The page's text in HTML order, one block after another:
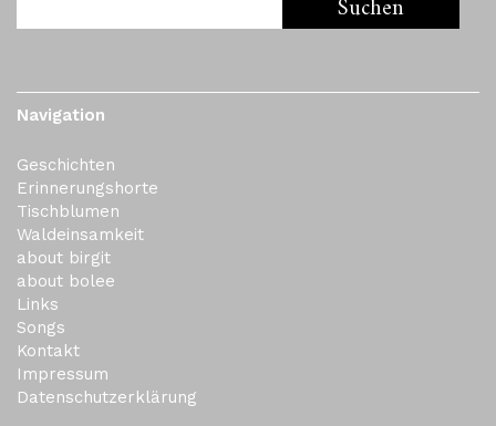
Navigation
Geschichten
Erinnerungshorte
Tischblumen
Waldeinsamkeit
about birgit
about bolee
Links
Songs
Kontakt
Impressum
Datenschutzerklärung